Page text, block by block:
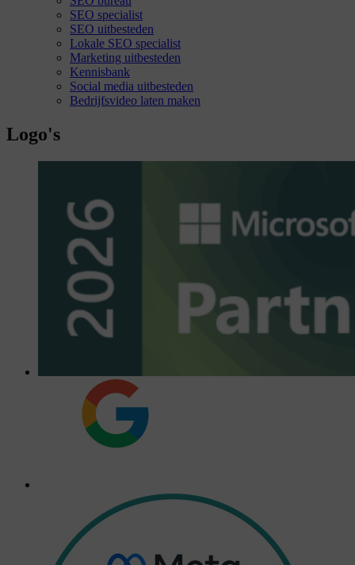
SEO specialist
SEO uitbesteden
Lokale SEO specialist
Marketing uitbesteden
Kennisbank
Social media uitbesteden
Bedrijfsvideo laten maken
Logo's